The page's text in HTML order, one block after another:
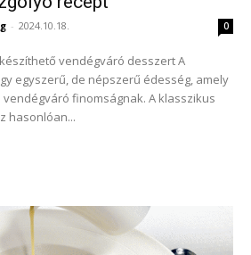
- 2024.10.18. 0
vendégváró desszert A
egyszerű, de népszerű édesség, amely
finomságnak. A klasszikus
hasonlóan...